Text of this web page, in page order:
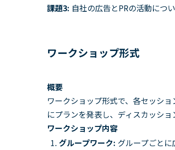
課題3: 自社の広告とPRの活動につ
ワークショップ形式
概要
ワークショップ形式で、各セッシ
にプランを発表し、ディスカッショ
ワークショップ内容
グループワーク: グループごとに